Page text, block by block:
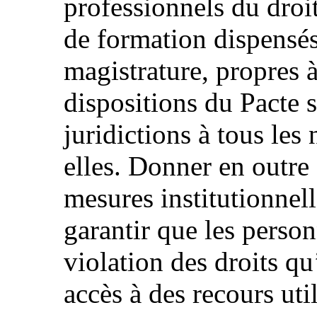
professionnels du
de formation
magistrature, propres
dispositions du Pacte
juridictions à tous les
elles. Donner en outre
mesures
garantir que les
violation des droits
accès à des recours